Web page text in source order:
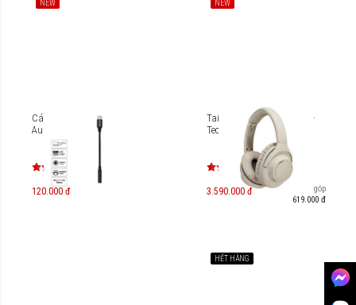
NEW
Cáp chuyển Type-C to 3.5
Audio Philips SWA3010
120.000 đ
NEW
Tai nghe Bluetooth Audio-
Technica ATH-S300BT
3.590.000 đ
Trả góp
619.000 đ
HẾT HÀNG